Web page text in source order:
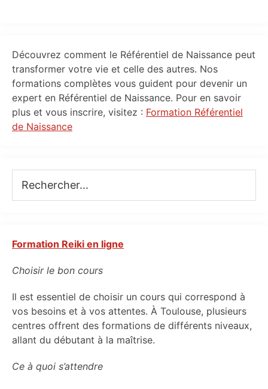
Primary
Sidebar
Découvrez comment le Référentiel de Naissance peut
transformer votre vie et celle des autres. Nos
formations complètes vous guident pour devenir un
expert en Référentiel de Naissance. Pour en savoir
plus et vous inscrire, visitez : Formation Référentiel
de Naissance
Formation Reiki en ligne
Choisir le bon cours
Il est essentiel de choisir un cours qui correspond à
vos besoins et à vos attentes. À Toulouse, plusieurs
centres offrent des formations de différents niveaux,
allant du débutant à la maîtrise.
Ce à quoi s’attendre